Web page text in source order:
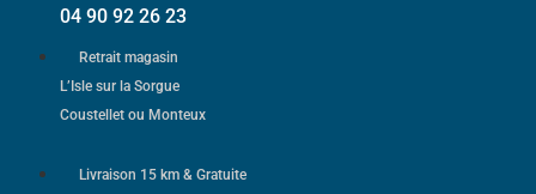
04 90 92 26 23
Retrait magasin
L’Isle sur la Sorgue
Coustellet ou Monteux
Livraison 15 km & Gratuite